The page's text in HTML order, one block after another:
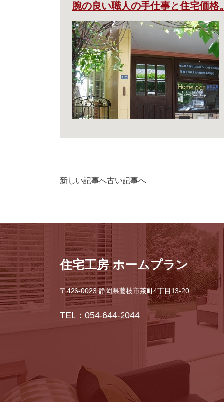
腕の良い職人の手仕事と住宅価格。
新しい記事へ古い記事へ
住宅工房 ホームプラン
〒426-0023 静岡県藤枝市茶町4丁目13-20
TEL：054-644-2044